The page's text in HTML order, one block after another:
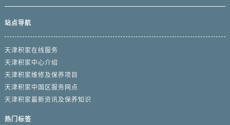
站点导航
天津积家在线服务
天津积家中心介绍
天津积家维修及保养项目
天津积家中国区服务网点
天津积家最新资讯及保养知识
热门标签